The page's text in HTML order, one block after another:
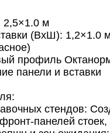
2,5×1.0 м
(ВxШ): 1,2×1.0
профиль
панели и вставки
стендов:
панелей